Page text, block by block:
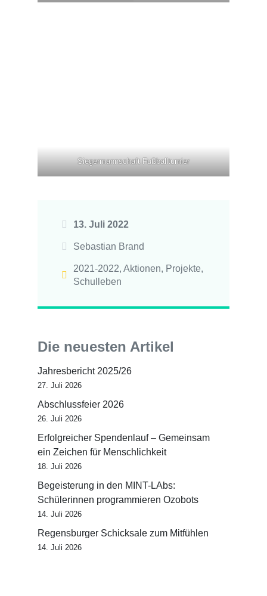
Siegermannschaft Fußballturnier
13. Juli 2022
Sebastian Brand
2021-2022, Aktionen, Projekte,
Schulleben
Die neuesten Artikel
Jahresbericht 2025/26
27. Juli 2026
Abschlussfeier 2026
26. Juli 2026
Erfolgreicher Spendenlauf – Gemeinsam
ein Zeichen für Menschlichkeit
18. Juli 2026
Begeisterung in den MINT-LAbs:
Schülerinnen programmieren Ozobots
14. Juli 2026
Regensburger Schicksale zum Mitfühlen
14. Juli 2026